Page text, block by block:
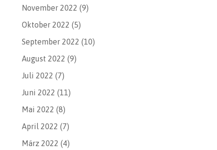
November 2022 (9)
Oktober 2022 (5)
September 2022 (10)
August 2022 (9)
Juli 2022 (7)
Juni 2022 (11)
Mai 2022 (8)
April 2022 (7)
März 2022 (4)